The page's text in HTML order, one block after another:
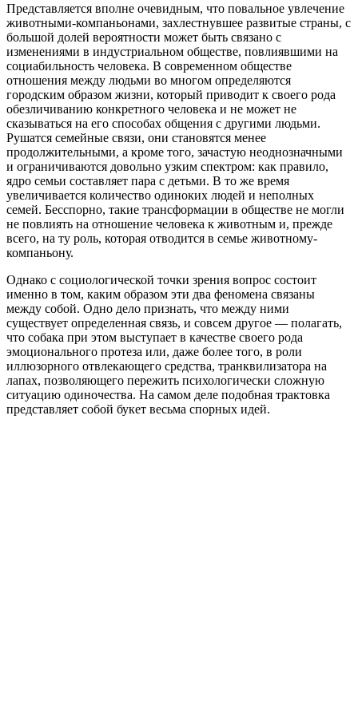
Представляется вполне очевидным, что повальное увлечение
животными-компаньонами, захлестнувшее развитые страны, с
большой долей вероятности может быть связано с
изменениями в индустриальном обществе, повлиявшими на
социабильность человека. В современном обществе
отношения между людьми во многом определяются
городским образом жизни, который приводит к своего рода
обезличиванию конкретного человека и не может не
сказываться на его способах общения с другими людьми.
Рушатся семейные связи, они становятся менее
продолжительными, а кроме того, зачастую неоднозначными
и ограничиваются довольно узким спектром: как правило,
ядро семьи составляет пара с детьми. В то же время
увеличивается количество одиноких людей и неполных
семей. Бесспорно, такие трансформации в обществе не могли
не повлиять на отношение человека к животным и, прежде
всего, на ту роль, которая отводится в семье животному-
компаньону.
Однако с социологической точки зрения вопрос состоит
именно в том, каким образом эти два феномена связаны
между собой. Одно дело признать, что между ними
существует определенная связь, и совсем другое — полагать,
что собака при этом выступает в качестве своего рода
эмоционального протеза или, даже более того, в роли
иллюзорного отвлекающего средства, транквилизатора на
лапах, позволяющего пережить психологически сложную
ситуацию одиночества. На самом деле подобная трактовка
представляет собой букет весьма спорных идей.